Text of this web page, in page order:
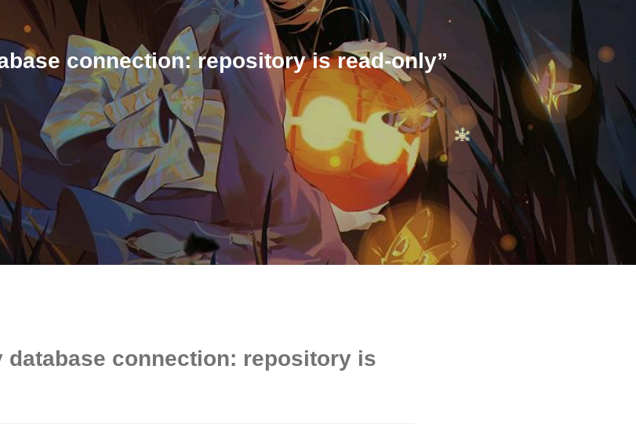
connection: repository is read-only”
database connection: repository is